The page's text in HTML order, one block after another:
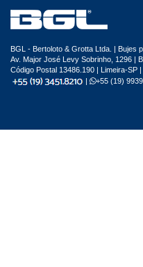
BGL - Bertoloto & Grotta Ltda. | Bujes
Av. Major José Levy Sobrinho, 1296 |
Código Postal 13486.190 | Limeira-SP
|
+55 (19)